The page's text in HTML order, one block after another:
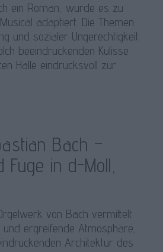
ein Roman, wurde es zu
adaptiert. Die Themen
und sozialer Ungerechtigkeit
beeindruckenden Kulisse
Halle eindrucksvoll zur
Bach –
Fuge in d-Moll,
von Bach vermittelt
und ergreifende Atmosphäre,
Architektur des